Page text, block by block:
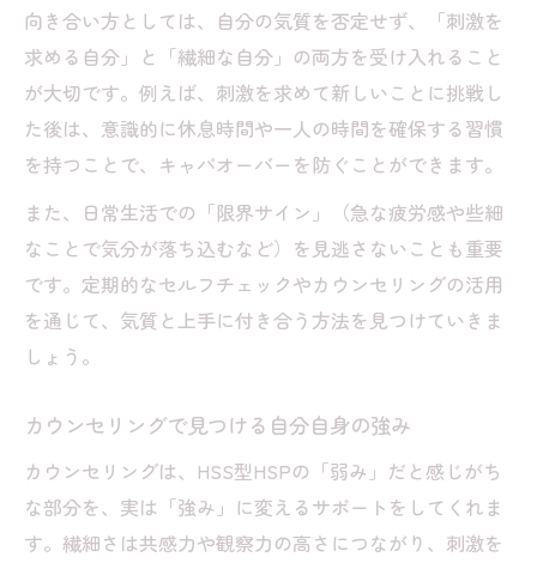
向き合い方としては、自分の気質を否定せず、「刺激を
求める自分」と「繊細な自分」の両方を受け入れること
が大切です。例えば、刺激を求めて新しいことに挑戦し
た後は、意識的に休息時間や一人の時間を確保する習慣
を持つことで、キャパオーバーを防ぐことができます。
また、日常生活での「限界サイン」（急な疲労感や些細
なことで気分が落ち込むなど）を見逃さないことも重要
です。定期的なセルフチェックやカウンセリングの活用
を通じて、気質と上手に付き合う方法を見つけていきま
しょう。
カウンセリングで見つける自分自身の強み
カウンセリングは、HSS型HSPの「弱み」だと感じがち
な部分を、実は「強み」に変えるサポートをしてくれま
す。繊細さは共感力や観察力の高さにつながり、刺激を